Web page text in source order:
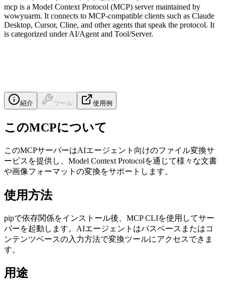
mcp is a Model Context Protocol (MCP) server maintained by
wowyuarm. It connects to MCP-compatible clients such as Claude
Desktop, Cursor, Cline, and other agents that speak the protocol. It
is categorized under AI/Agent and Tool/Server.
紹介 ツール 使用例
このMCPについて
このMCPサーバーはAIエージェント向けのファイル変換サ
ービスを提供し、Model Context Protocolを通じて様々な文書
や画像フォーマットの変換をサポートします。
使用方法
pipで依存関係をインストール後、MCP CLIを使用してサー
バーを起動します。AIエージェントはパスベースまたはコ
ンテンツベースの入力方法で変換ツールにアクセスできま
す。
用途